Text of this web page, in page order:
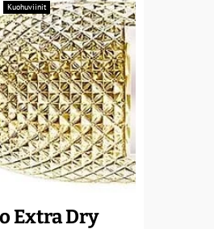
Kuohuviinit
Extra Dry